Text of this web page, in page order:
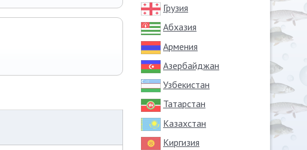
Грузия
Абхазия
Армения
Азербайджан
Узбекистан
Татарстан
Казахстан
Киргизия